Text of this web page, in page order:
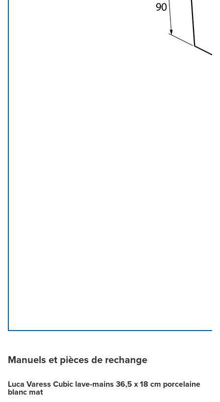
Manuels et pièces de rechange
Luca Varess Cubic lave-mains 36,5 x 18 cm porcelaine
blanc mat